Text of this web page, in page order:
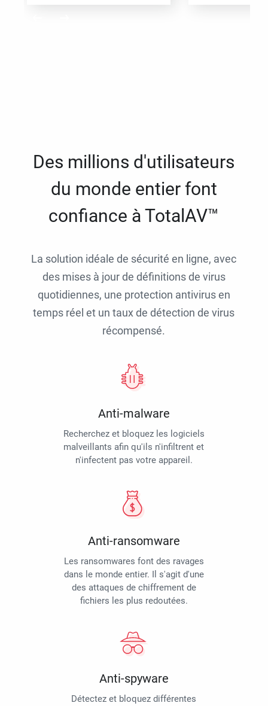
Des millions d'utilisateurs
du monde entier font
confiance à TotalAV™
La solution idéale de sécurité en ligne, avec
des mises à jour de définitions de virus
quotidiennes, une protection antivirus en
temps réel et un taux de détection de virus
récompensé.
Anti-malware
Recherchez et bloquez les logiciels
malveillants afin qu'ils n'infiltrent et
n'infectent pas votre appareil.
Anti-ransomware
Les ransomwares font des ravages
dans le monde entier. Il s'agit d'une
des attaques de chiffrement de
fichiers les plus redoutées.
Anti-spyware
Détectez et bloquez différentes